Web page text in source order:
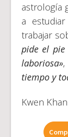
astrología
a
trabajar
pide el pie
laboriosa»,
tiempo y
Kwen